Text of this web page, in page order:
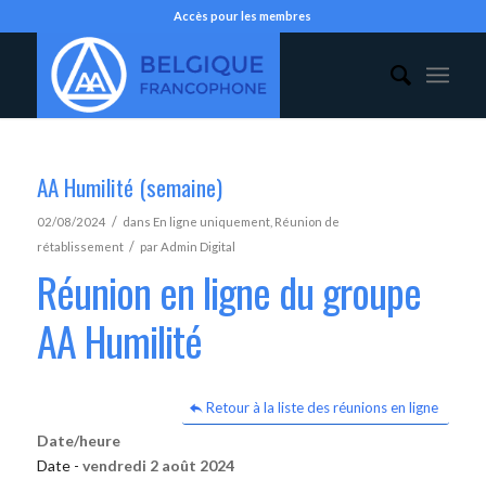
Accès pour les membres
AA Humilité (semaine)
02/08/2024 / dans En ligne uniquement, Réunion de
rétablissement / parAdmin Digital
Réunion en ligne du groupe
AA Humilité
Retour à la liste des réunions en ligne
Date/heure
Date - vendredi 2 août 2024